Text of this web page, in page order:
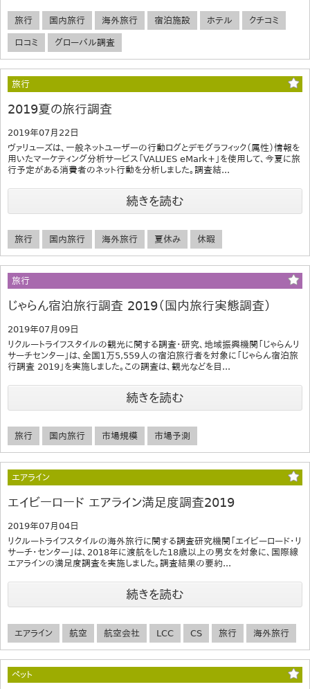
旅行 国内旅行 海外旅行 宿泊施設 ホテル クチコミ
口コミ グローバル調査
旅行
2019夏の旅行調査
2019年07月22日
ヴァリューズは、一般ネットユーザーの行動ログとデモグラフィック（属性）情報を
用いたマーケティング分析サービス「VALUES eMark+」を使用して、今夏に旅
行予定がある消費者のネット行動を分析しました。調査結...
続きを読む
旅行 国内旅行 海外旅行 夏休み 休暇
旅行
じゃらん宿泊旅行調査 2019（国内旅行実態調査）
2019年07月09日
リクルートライフスタイルの観光に関する調査・研究、地域振興機関「じゃらんリ
サーチセンター」は、全国1万5,559人の宿泊旅行者を対象に「じゃらん宿泊旅
行調査 2019」を実施しました。この調査は、観光などを目...
続きを読む
旅行 国内旅行 市場規模 市場予測
エアライン
エイビーロード エアライン満足度調査2019
2019年07月04日
リクルートライフスタイルの海外旅行に関する調査研究機関「エイビーロード・リ
サーチ・センター」は、2018年に渡航をした18歳以上の男女を対象に、国際線
エアラインの満足度調査を実施しました。調査結果の要約...
続きを読む
エアライン 航空 航空会社 LCC CS 旅行 海外旅行
ペット